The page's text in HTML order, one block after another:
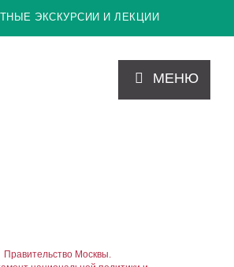
ЭКСКУРСИИ И ЛЕКЦИИ
МЕНЮ
Правительство Москвы.